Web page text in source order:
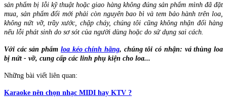
sản phẩm bị lỗi kỹ thuật hoặc giao hàng không đúng sản phẩm mình đã đặt
mua, sản phẩm đổi mới phải còn nguyên bao bì và tem bảo hành trên loa,
không nứt vỡ, trầy xước, chập cháy, chúng tôi cũng không nhận đổi hàng
nếu lỗi phát sinh do sơ sót của người dùng hoặc do sử dụng sai cách.
Với các sản phẩm loa kéo chính hãng, chúng tôi có nhận: vá thùng loa
bị nứt - vỡ, cung cấp các linh phụ kiện cho loa...
Những bài viết liên quan:
Karaoke nên chọn nhạc MIDI hay KTV ?